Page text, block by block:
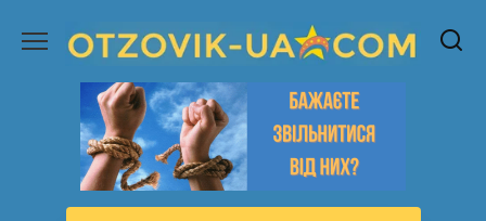
содержанию